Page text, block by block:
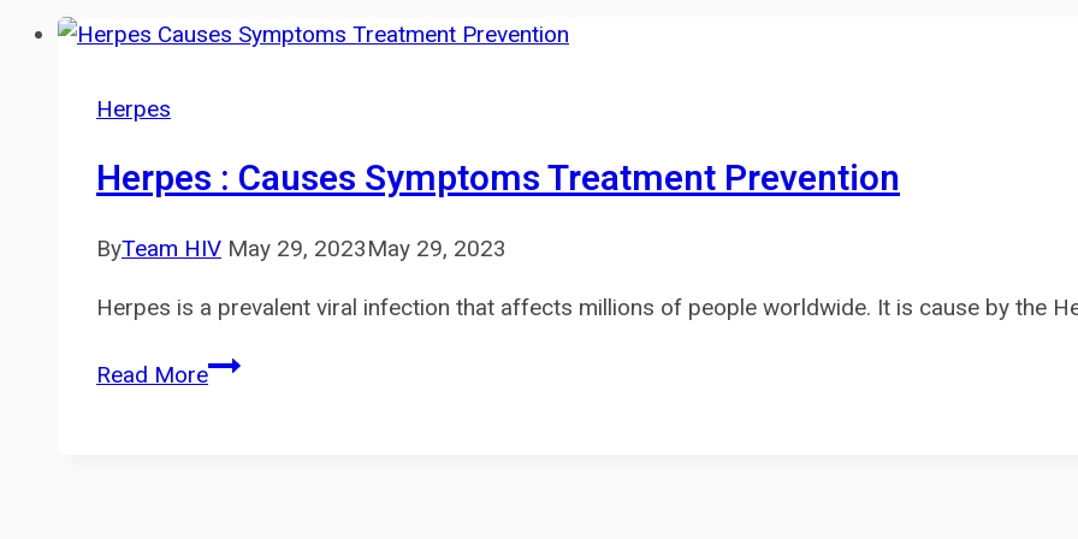
Herpes
Herpes : Causes Symptoms Treatment Prevention
ByTeam HIV May 29, 2023May 29, 2023
Herpes is a prevalent viral infection that affects millions of people worldwide. It is cause by the
Read MoreHerpes